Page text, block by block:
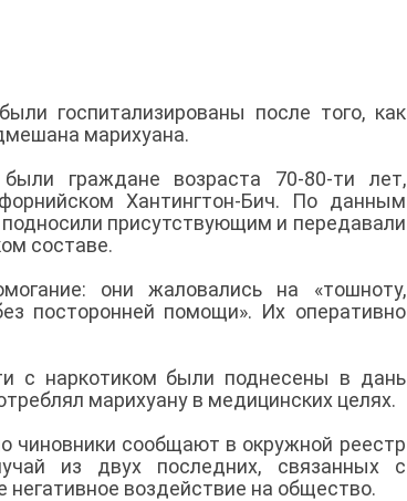
госпитализированы после того, как
марихуана.
граждане возраста 70-80-ти лет,
Хантингтон-Бич. По данным
присутствующим и передавали
составе.
они жаловались на «тошноту,
посторонней помощи». Их оперативно
с наркотиком были поднесены в дань
марихуану в медицинских целях.
чиновники сообщают в окружной реестр
из двух последних, связанных с
воздействие на общество.